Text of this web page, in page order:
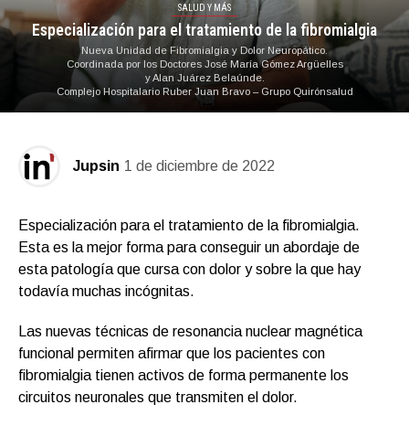
SALUD Y MÁS
Especialización para el tratamiento de la fibromialgia
Nueva Unidad de Fibromialgia y Dolor Neuropático.
Coordinada por los Doctores José María Gómez Argüelles
y Alan Juárez Belaúnde.
Complejo Hospitalario Ruber Juan Bravo – Grupo Quirónsalud
Jupsin 1 de diciembre de 2022
Especialización para el tratamiento de la fibromialgia.
Esta es la mejor forma para conseguir un abordaje de
esta patología que cursa con dolor y sobre la que hay
todavía muchas incógnitas.
Las nuevas técnicas de resonancia nuclear magnética
funcional permiten afirmar que los pacientes con
fibromialgia tienen activos de forma permanente los
circuitos neuronales que transmiten el dolor.